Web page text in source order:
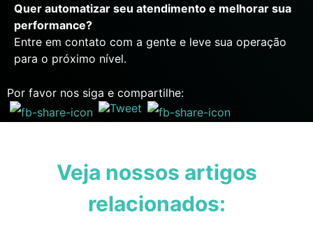
Quer automatizar seu atendimento e melhorar sua
performance?
Entre em contato com a gente e leve sua operação
para o próximo nível.
Por favor nos siga e compartilhe:
Veja nossos artigos
relacionados: